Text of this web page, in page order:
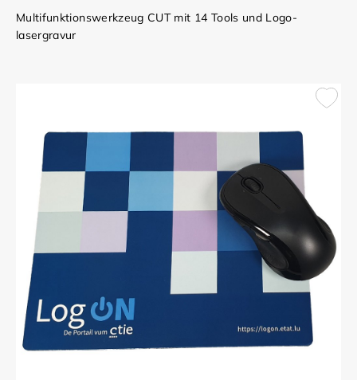
Multifunktionswerkzeug CUT mit 14 Tools und Logo-
lasergravur